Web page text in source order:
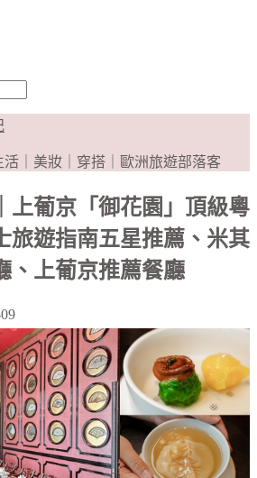
｜美妝｜穿搭｜歐洲旅遊部落客
上葡京「御花園」頂級粵
旅遊指南五星推薦、米其
、上葡京推薦餐廳